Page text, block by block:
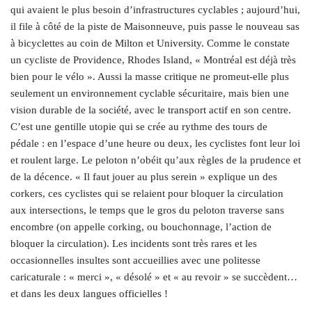
qui avaient le plus besoin d’infrastructures cyclables ; aujourd’hui,
il file à côté de la piste de Maisonneuve, puis passe le nouveau sas
à bicyclettes au coin de Milton et University. Comme le constate
un cycliste de Providence, Rhodes Island, « Montréal est déjà très
bien pour le vélo ». Aussi la masse critique ne promeut-elle plus
seulement un environnement cyclable sécuritaire, mais bien une
vision durable de la société, avec le transport actif en son centre.
C’est une gentille utopie qui se crée au rythme des tours de
pédale : en l’espace d’une heure ou deux, les cyclistes font leur loi
et roulent large. Le peloton n’obéit qu’aux règles de la prudence et
de la décence. « Il faut jouer au plus serein » explique un des
corkers, ces cyclistes qui se relaient pour bloquer la circulation
aux intersections, le temps que le gros du peloton traverse sans
encombre (on appelle corking, ou bouchonnage, l’action de
bloquer la circulation). Les incidents sont très rares et les
occasionnelles insultes sont accueillies avec une politesse
caricaturale : « merci », « désolé » et « au revoir » se succèdent…
et dans les deux langues officielles !